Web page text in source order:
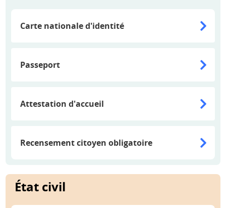
Carte nationale d'identité
Passeport
Attestation d'accueil
Recensement citoyen obligatoire
État civil